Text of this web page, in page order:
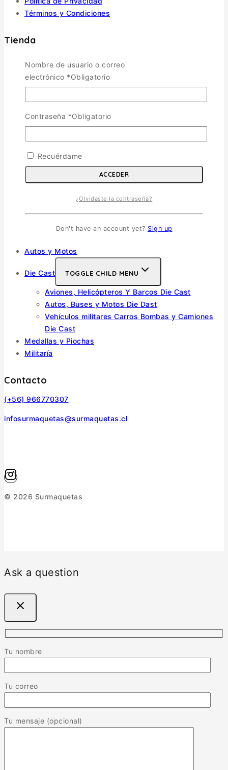
Términos y Condiciones
Tienda
Aviones TOGGLE CHILD MENU
Escala 1/72
Escala 1/48
Escala 1/144
Escala 1/32
Vehiculos Militares TOGGLE CHILD MENU
Escala 1/72
Otras
Soldados
Autos y Motos
Die Cast TOGGLE CHILD MENU
Aviones, Helicópteros Y Barcos Die Cast
Autos, Buses y Motos Die Dast
Vehículos militares Carros Bombas y Camiones
Die Cast
Medallas y Piochas
Militaría
Contacto
(+56) 966770307
infosurmaquetas@surmaquetas.cl
© 2026 Surmaquetas
Ask a question
Tu nombre
Tu correo
Tu mensaje (opcional)
Nombre de usuario o correo
electrónico *Obligatorio
Contraseña *Obligatorio
Recuérdame
ACCEDER
¿Olvidaste la contraseña?
Don't have an account yet? Sign up